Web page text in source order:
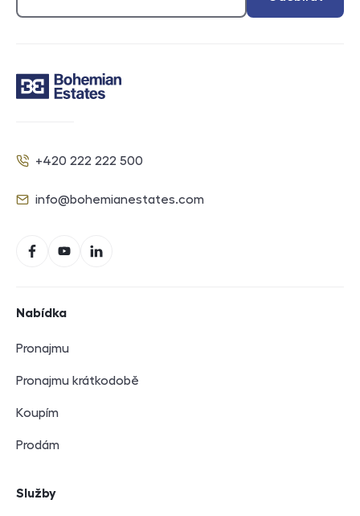
Telefon
+420 222 222 500
E-mail
info@bohemianestates.com
FacebookYouTubeLinkedIn
Nabídka
Pronajmu
Pronajmu krátkodobě
Koupím
Prodám
Služby